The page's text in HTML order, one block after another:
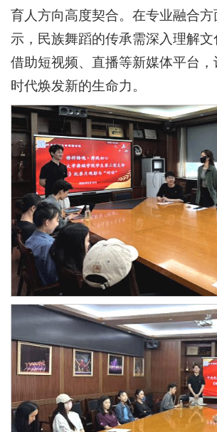
育人方向高度契合。在专业融合
示，民族舞蹈的传承需深入理解文
借助短视频、直播等新媒体平台
时代焕发新的生命力。